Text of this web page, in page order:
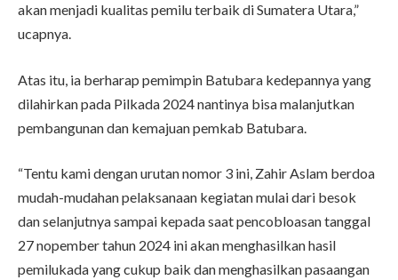
akan menjadi kualitas pemilu terbaik di Sumatera Utara,”
ucapnya.
Atas itu, ia berharap pemimpin Batubara kedepannya yang
dilahirkan pada Pilkada 2024 nantinya bisa malanjutkan
pembangunan dan kemajuan pemkab Batubara.
“Tentu kami dengan urutan nomor 3 ini, Zahir Aslam berdoa
mudah-mudahan pelaksanaan kegiatan mulai dari besok
dan selanjutnya sampai kepada saat pencobloasan tanggal
27 nopember tahun 2024 ini akan menghasilkan hasil
pemilukada yang cukup baik dan menghasilkan pasaangan